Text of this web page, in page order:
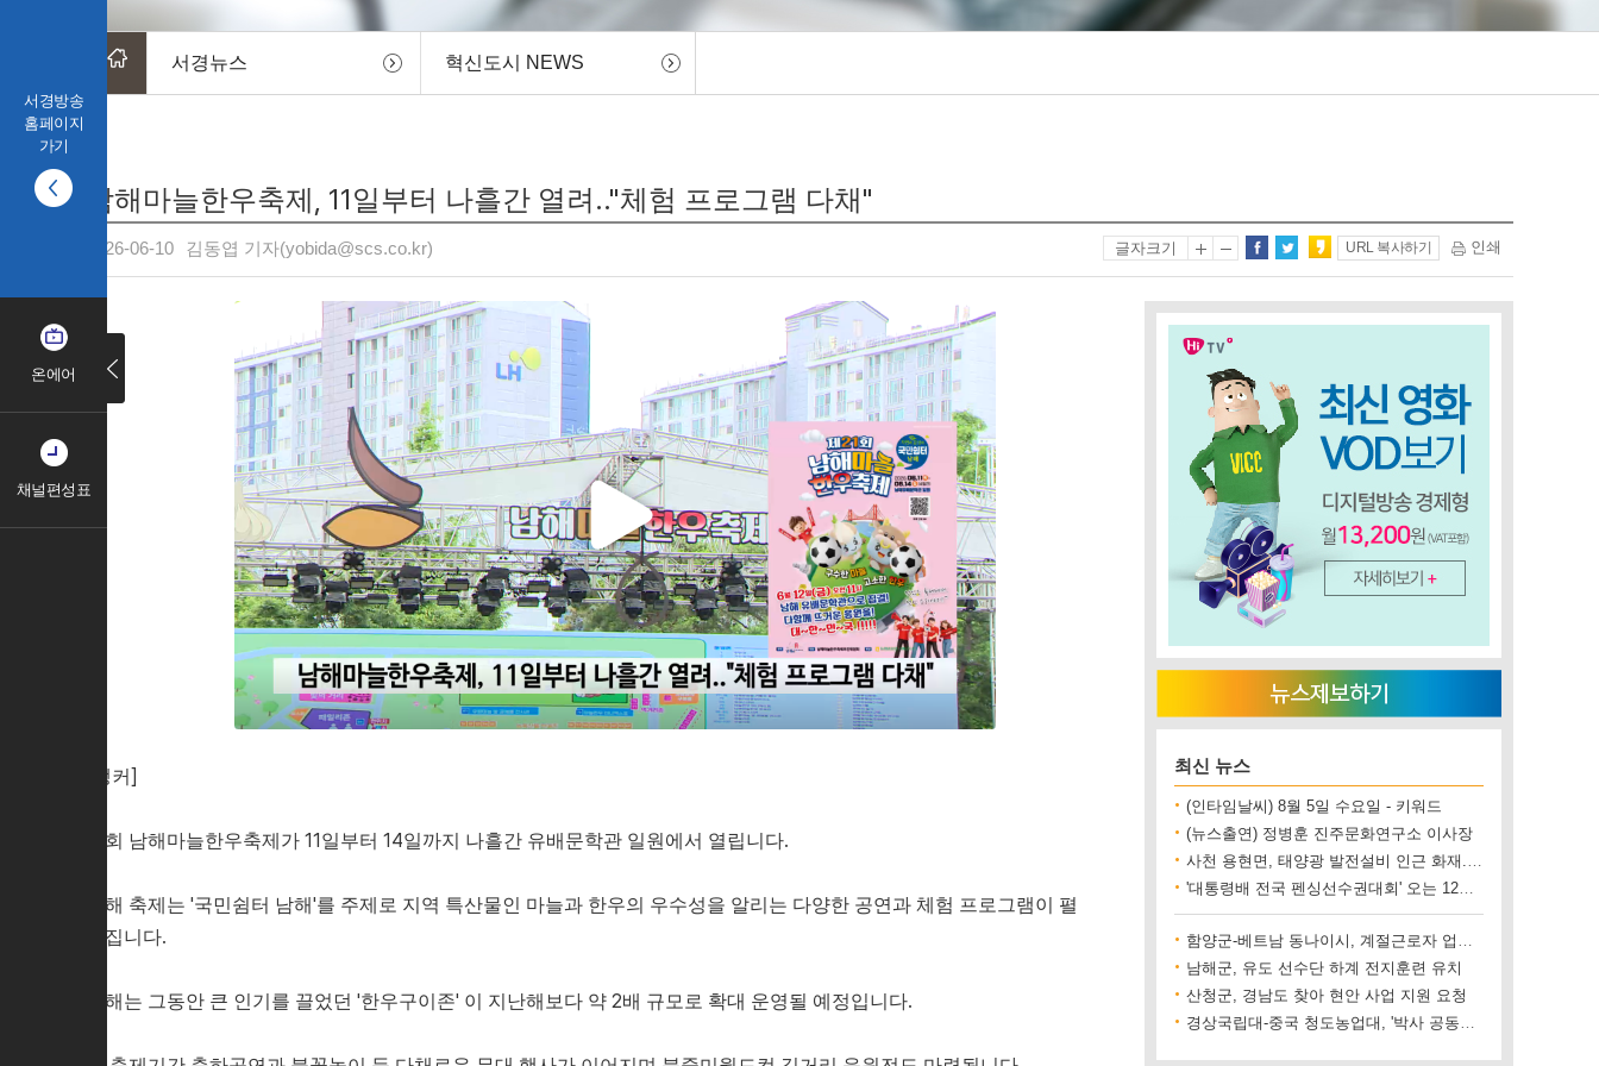
서경방송
홈페이지
가기
온에어
채널편성표
서경뉴스 혁신도시 NEWS
남해마늘한우축제, 11일부터 나흘간 열려.."체험 프로그램 다채"
2026-06-10 김동엽 기자(yobida@scs.co.kr) 글자크기 URL 복사하기 인쇄
[앵커]
21회 남해마늘한우축제가 11일부터 14일까지 나흘간 유배문학관 일원에서 열립니다.
올해 축제는 '국민쉼터 남해'를 주제로 지역 특산물인 마늘과 한우의 우수성을 알리는 다양한 공연과 체험 프로그램이 펼
쳐집니다.
올해는 그동안 큰 인기를 끌었던 '한우구이존' 이 지난해보다 약 2배 규모로 확대 운영될 예정입니다.
최신 뉴스
(인타임날씨) 8월 5일 수요일 - 키워드
(뉴스출연) 정병훈 진주문화연구소 이사장
사천 용현면, 태양광 발전설비 인근 화재..재산 피해 500만 원 상당
'대통령배 전국 펜싱선수권대회' 오는 12일 진주에서 개최
함양군-베트남 동나이시, 계절근로자 업무협약 체결
남해군, 유도 선수단 하계 전지훈련 유치
산청군, 경남도 찾아 현안 사업 지원 요청
경상국립대-중국 청도농업대, '박사 공동양성' 업무협약 체결